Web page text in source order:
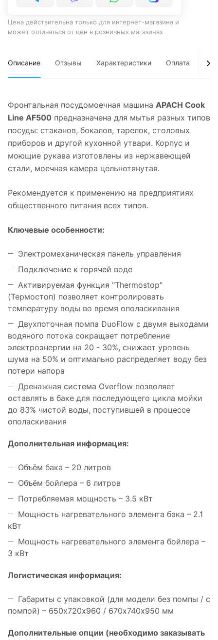
Цена действительна только для интернет-магазина и
может отличаться от цен в розничных магазинах
Описание Отзывы Характеристики Оплата
Фронтальная посудомоечная машина APACH Cook
Line AF500 предназначена для мытья разных типов
посуды: стаканов, бокалов, тарелок, столовых
приборов и другой кухонной утвари. Корпус и
моющие рукава изготовлены из нержавеющей
стали, моечная камера цельнотянутая.
Рекомендуется к применению на предприятиях
общественного питания всех типов.
Ключевые особенности:
Электромеханическая панель управления
Подключение к горячей воде
Активируемая функция "Thermostop"
(Термостоп) позволяет контролировать
температуру воды во время ополаскивания
Двухпоточная помпа DuoFlow с двумя выходами
водяного потока сокращает потребление
электроэнергии на 20 - 30%, снижает уровень
шума на 50% и оптимально распределяет воду без
потери напора
Дренажная система Overflow позволяет
оставлять в баке для последующего цикла мойки
до 83% чистой воды, поступившей в процессе
ополаскивания
Дополнительная информация:
Объём бака – 20 литров
Объём бойлера – 6 литров
Потребляемая мощность – 3.5 кВт
Мощность нагревательного элемента бака – 2.1
кВт
Мощность нагревательного элемента бойлера –
3 кВт
Логистическая информация:
Габариты с упаковкой (для модели без помпы / с
помпой) – 650х720х960 / 670х740х950 мм
Дополнительные опции (необходимо заказывать